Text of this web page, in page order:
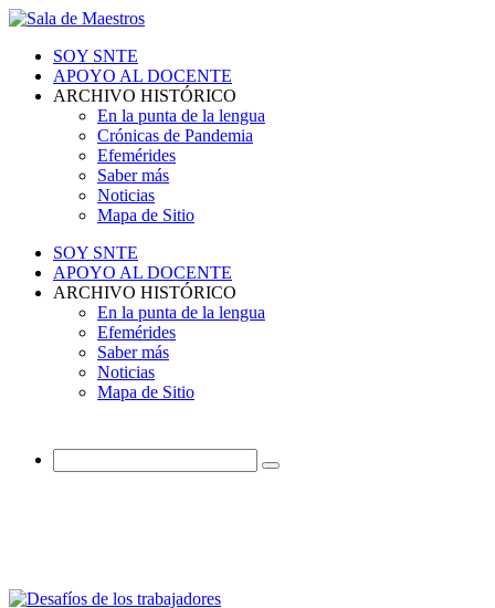
SOY SNTE
APOYO AL DOCENTE
ARCHIVO HISTÓRICO
En la punta de la lengua
Crónicas de Pandemia
Efemérides
Saber más
Noticias
Mapa de Sitio
SOY SNTE
APOYO AL DOCENTE
ARCHIVO HISTÓRICO
En la punta de la lengua
Efemérides
Saber más
Noticias
Mapa de Sitio